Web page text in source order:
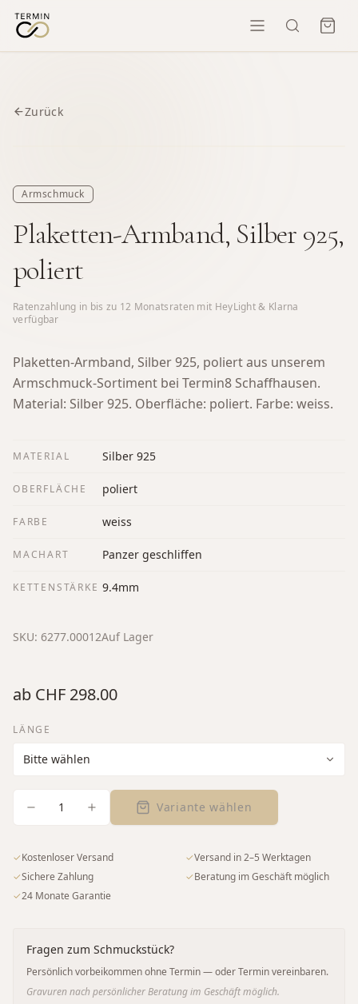
Zurück
Armschmuck
Plaketten-Armband, Silber 925,
poliert
Ratenzahlung in bis zu 12 Monatsraten mit HeyLight & Klarna
verfügbar
Plaketten-Armband, Silber 925, poliert aus unserem
Armschmuck-Sortiment bei Termin8 Schaffhausen.
Material: Silber 925. Oberfläche: poliert. Farbe: weiss.
MATERIAL Silber 925
OBERFLÄCHE poliert
FARBE weiss
MACHART Panzer geschliffen
KETTENSTÄRKE 9.4mm
SKU: 6277.00012Auf Lager
ab CHF 298.00
LÄNGE
1 Variante wählen
✓Kostenloser Versand ✓Versand in 2–5 Werktagen
✓Sichere Zahlung ✓Beratung im Geschäft möglich
✓24 Monate Garantie
Fragen zum Schmuckstück?
Persönlich vorbeikommen ohne Termin — oder Termin vereinbaren.
Gravuren nach persönlicher Beratung im Geschäft möglich.